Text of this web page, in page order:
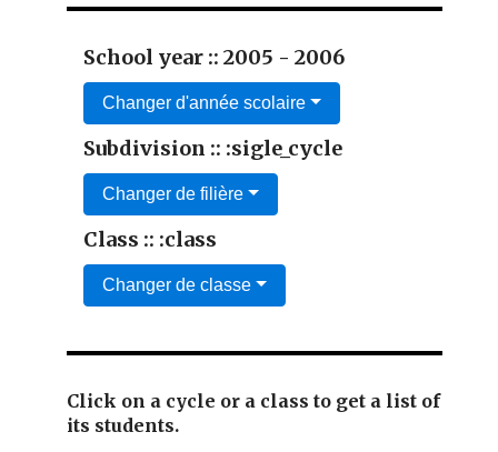
School year :: 2005 - 2006
Changer d'année scolaire
Subdivision :: :sigle_cycle
Changer de filière
Class :: :class
Changer de classe
Click on a cycle or a class to get a list of
its students.